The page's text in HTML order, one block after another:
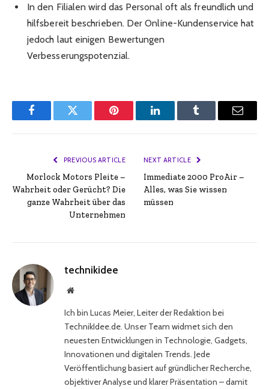
In den Filialen wird das Personal oft als freundlich und
hilfsbereit beschrieben. Der Online-Kundenservice hat
jedoch laut einigen Bewertungen
Verbesserungspotenzial.
FacebookTwitter Pinterest LinkedInTumblr Email
PREVIOUS ARTICLE
Morlock Motors Pleite –
Wahrheit oder Gerücht? Die
ganze Wahrheit über das
Unternehmen
NEXT ARTICLE
Immediate 2000 ProAir –
Alles, was Sie wissen
müssen
technikidee
Website
Ich bin Lucas Meier, Leiter der Redaktion bei
TechnikIdee.de. Unser Team widmet sich den
neuesten Entwicklungen in Technologie, Gadgets,
Innovationen und digitalen Trends. Jede
Veröffentlichung basiert auf gründlicher Recherche,
objektiver Analyse und klarer Präsentation – damit